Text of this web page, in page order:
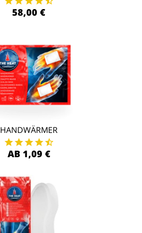
58,00 €
HANDWÄRMER
AB 1,09 €